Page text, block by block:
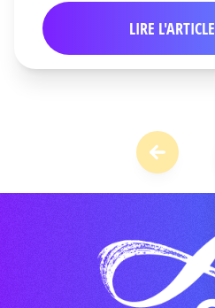
LIRE L'ARTICLE